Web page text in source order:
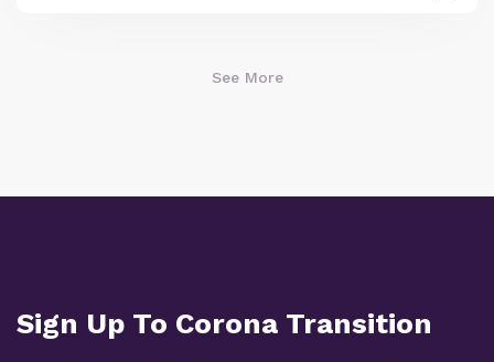
See More
Sign Up To Corona Transition